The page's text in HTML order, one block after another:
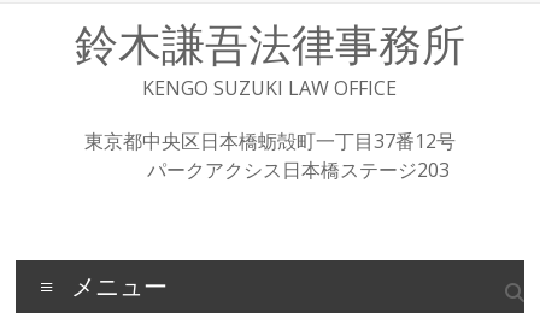
鈴木謙吾法律事務所
KENGO SUZUKI LAW OFFICE
東京都中央区日本橋蛎殻町一丁目37番12号
パークアクシス日本橋ステージ203
メニュー